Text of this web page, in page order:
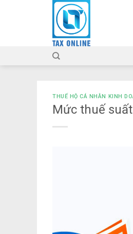
THUẾ HỘ CÁ NHÂN KINH
Mức thuế